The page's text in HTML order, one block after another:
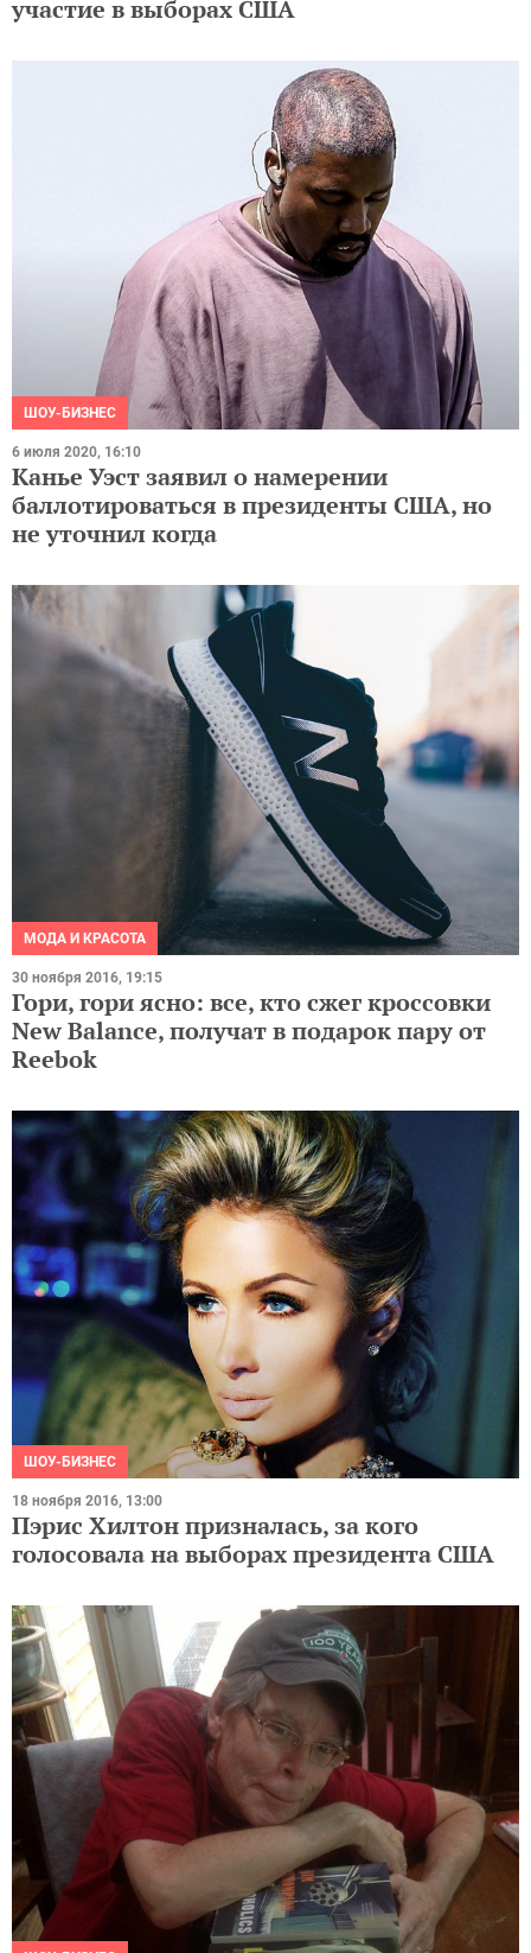
участие в выборах США
ШОУ-БИЗНЕС
6 июля 2020, 16:10
Канье Уэст заявил о намерении
баллотироваться в президенты США, но
не уточнил когда
МОДА И КРАСОТА
30 ноября 2016, 19:15
Гори, гори ясно: все, кто сжег кроссовки
New Balance, получат в подарок пару от
Reebok
ШОУ-БИЗНЕС
18 ноября 2016, 13:00
Пэрис Хилтон призналась, за кого
голосовала на выборах президента США